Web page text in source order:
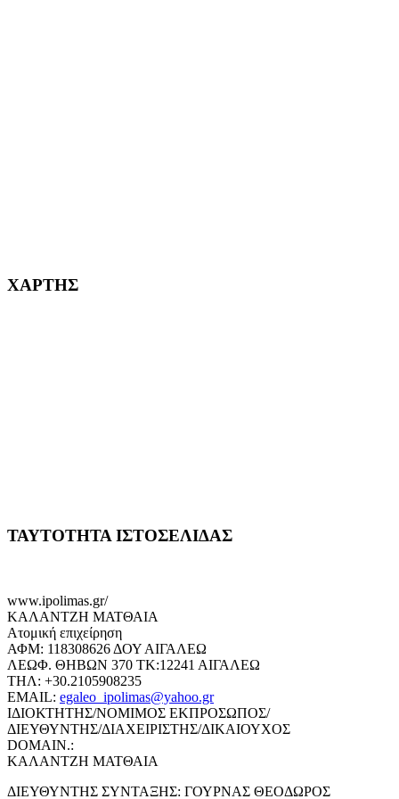
ΧΑΡΤΗΣ
ΤΑΥΤΟΤΗΤΑ ΙΣΤΟΣΕΛΙΔΑΣ
www.ipolimas.gr/
ΚΑΛΑΝΤΖΗ ΜΑΤΘΑΙΑ
Ατομική επιχείρηση
ΑΦΜ: 118308626 ΔΟΥ ΑΙΓΑΛΕΩ
ΛΕΩΦ. ΘΗΒΩΝ 370 ΤΚ:12241 ΑΙΓΑΛΕΩ
ΤΗΛ: +30.2105908235
EMAIL: egaleo_ipolimas@yahoo.gr
ΙΔΙΟΚΤΗΤΗΣ/ΝΟΜΙΜΟΣ ΕΚΠΡΟΣΩΠΟΣ/
ΔΙΕΥΘΥΝΤΗΣ/ΔΙΑΧΕΙΡΙΣΤΗΣ/ΔΙΚΑΙΟΥΧΟΣ
DOMAIN.:
ΚΑΛΑΝΤΖΗ ΜΑΤΘΑΙΑ
ΔΙΕΥΘΥΝΤΗΣ ΣΥΝΤΑΞΗΣ: ΓΟΥΡΝΑΣ ΘΕΟΔΩΡΟΣ